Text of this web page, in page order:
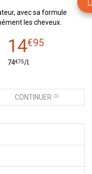
avec sa formule
les cheveux.
14€95
74€75/
CONTINUER